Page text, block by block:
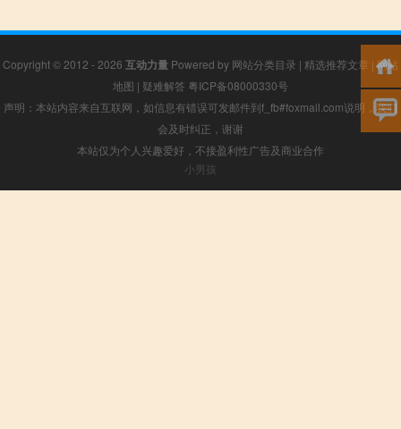
Copyright © 2012 - 2026 互动力量 Powered by 网站分类目录 | 精选推荐文章 |网站
地图 | 疑难解答 粤ICP备08000330号
声明：本站内容来自互联网，如信息有错误可发邮件到f_fb#foxmail.com说明，我们
会及时纠正，谢谢
本站仅为个人兴趣爱好，不接盈利性广告及商业合作
小男孩